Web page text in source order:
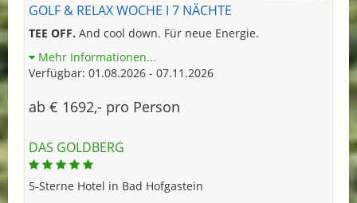
GOLF & RELAX WOCHE I 7 NÄCHTE
TEE OFF. And cool down. Für neue Energie.
Mehr Informationen...
Verfügbar: 01.08.2026 - 07.11.2026
ab € 1692,- pro Person
DAS GOLDBERG
5-Sterne Hotel in Bad Hofgastein